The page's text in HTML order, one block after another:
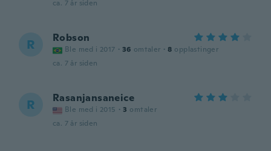
ca. 7 år siden
R Robson
Ble med i 2017 · 36 omtaler · 8 opplastinger
ca. 7 år siden
R Rasanjansaneice
Ble med i 2015 · 3 omtaler
ca. 7 år siden